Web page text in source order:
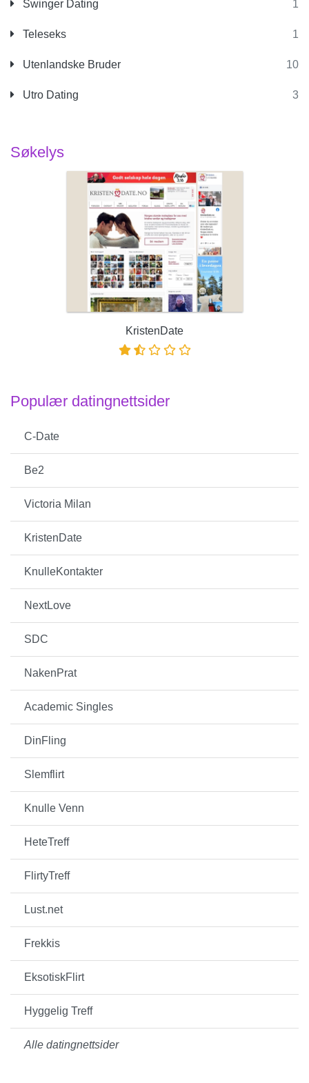
Swinger Dating 1
Teleseks 1
Utenlandske Bruder 10
Utro Dating 3
Søkelys
KristenDate
Populær datingnettsider
C-Date
Be2
Victoria Milan
KristenDate
KnulleKontakter
NextLove
SDC
NakenPrat
Academic Singles
DinFling
Slemflirt
Knulle Venn
HeteTreff
FlirtyTreff
Lust.net
Frekkis
EksotiskFlirt
Hyggelig Treff
Alle datingnettsider